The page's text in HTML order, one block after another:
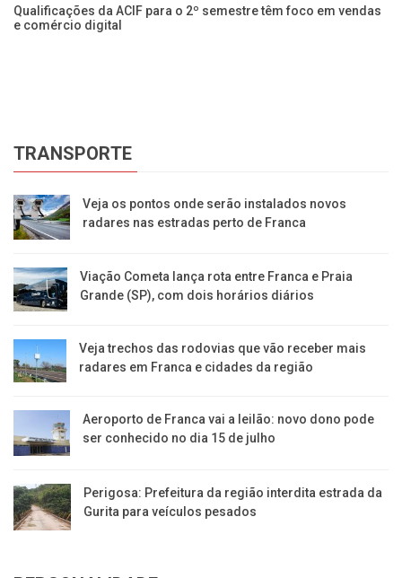
Qualificações da ACIF para o 2º semestre têm foco em vendas
e comércio digital
TRANSPORTE
Veja os pontos onde serão instalados novos
radares nas estradas perto de Franca
Viação Cometa lança rota entre Franca e Praia
Grande (SP), com dois horários diários
Veja trechos das rodovias que vão receber mais
radares em Franca e cidades da região
Aeroporto de Franca vai a leilão: novo dono pode
ser conhecido no dia 15 de julho
Perigosa: Prefeitura da região interdita estrada da
Gurita para veículos pesados